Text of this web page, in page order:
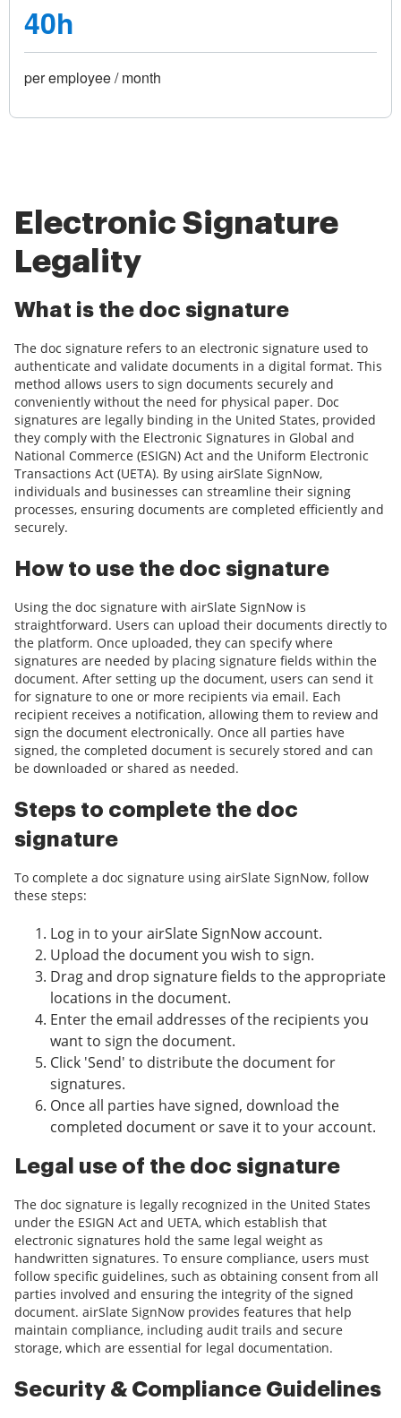
40h
per employee / month
Electronic Signature
Legality
What is the doc signature
The doc signature refers to an electronic signature used to
authenticate and validate documents in a digital format. This
method allows users to sign documents securely and
conveniently without the need for physical paper. Doc
signatures are legally binding in the United States, provided
they comply with the Electronic Signatures in Global and
National Commerce (ESIGN) Act and the Uniform Electronic
Transactions Act (UETA). By using airSlate SignNow,
individuals and businesses can streamline their signing
processes, ensuring documents are completed efficiently and
securely.
How to use the doc signature
Using the doc signature with airSlate SignNow is
straightforward. Users can upload their documents directly to
the platform. Once uploaded, they can specify where
signatures are needed by placing signature fields within the
document. After setting up the document, users can send it
for signature to one or more recipients via email. Each
recipient receives a notification, allowing them to review and
sign the document electronically. Once all parties have
signed, the completed document is securely stored and can
be downloaded or shared as needed.
Steps to complete the doc
signature
To complete a doc signature using airSlate SignNow, follow
these steps:
Log in to your airSlate SignNow account.
Upload the document you wish to sign.
Drag and drop signature fields to the appropriate
locations in the document.
Enter the email addresses of the recipients you
want to sign the document.
Click 'Send' to distribute the document for
signatures.
Once all parties have signed, download the
completed document or save it to your account.
Legal use of the doc signature
The doc signature is legally recognized in the United States
under the ESIGN Act and UETA, which establish that
electronic signatures hold the same legal weight as
handwritten signatures. To ensure compliance, users must
follow specific guidelines, such as obtaining consent from all
parties involved and ensuring the integrity of the signed
document. airSlate SignNow provides features that help
maintain compliance, including audit trails and secure
storage, which are essential for legal documentation.
Security & Compliance Guidelines